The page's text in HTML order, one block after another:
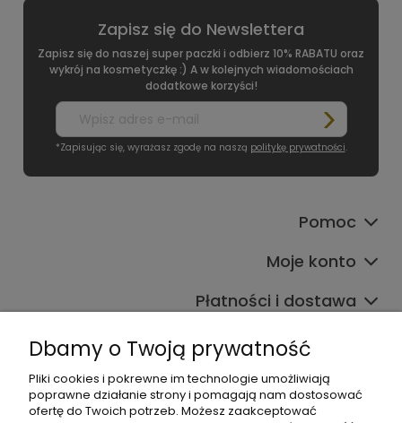
Zapisz się do Newslettera
Zapisz się do naszej super paczki i odbierz 10% RABATU oraz
wykrój na kosmetyczkę :) A w kolejnych wiadomościach
dodatkowe korzyści!
*Zapisując się, wyrażasz zgodę na naszą politykę prywatności.
Pomoc
Moje konto
Płatności i dostawa
Informacje
O nas
Dbamy o Twoją prywatność
Pliki cookies i pokrewne im technologie umożliwiają
poprawne działanie strony i pomagają nam dostosować
ofertę do Twoich potrzeb. Możesz zaakceptować